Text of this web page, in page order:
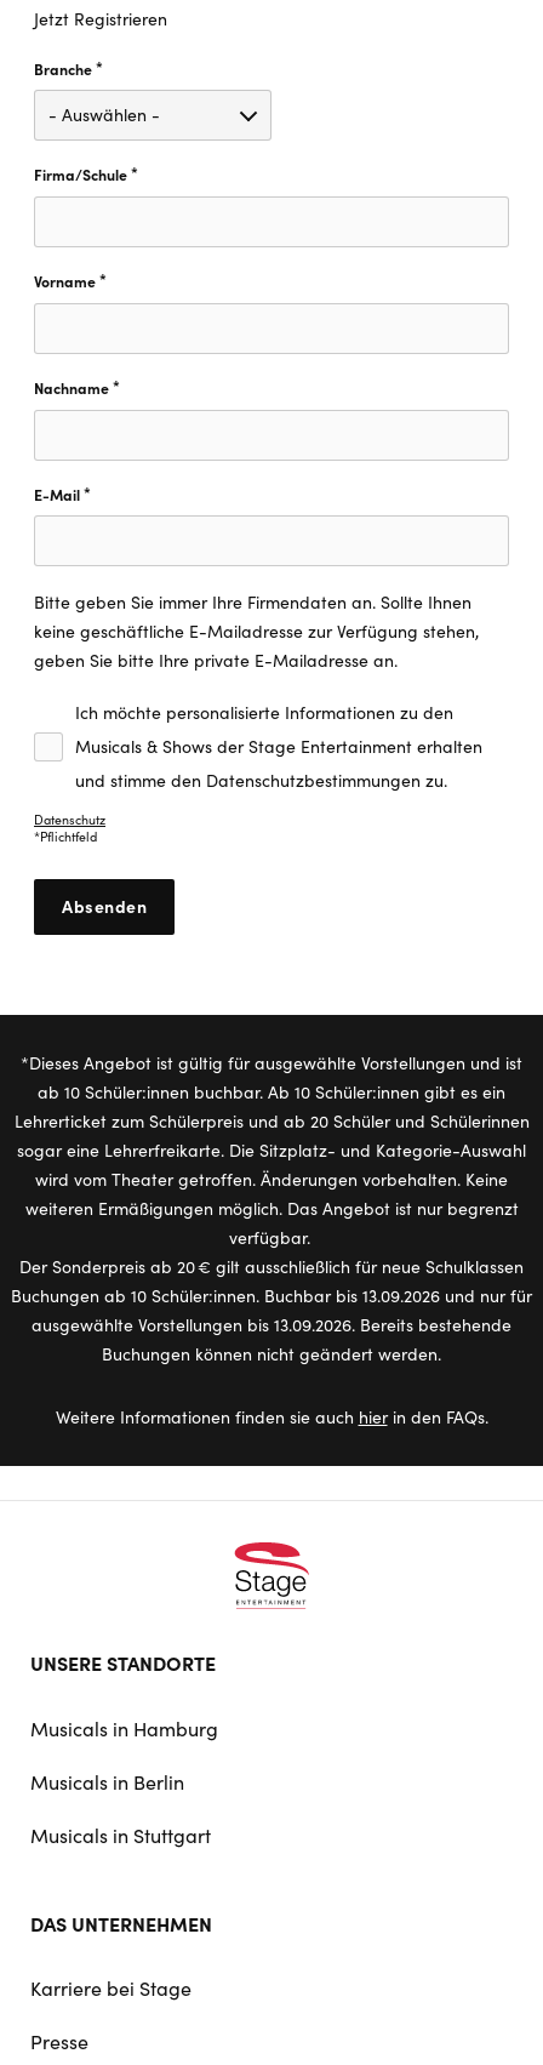
Jetzt Registrieren
Branche*
Firma/Schule*
Vorname*
Nachname*
E-Mail*
Bitte geben Sie immer Ihre Firmendaten an. Sollte Ihnen
keine geschäftliche E-Mailadresse zur Verfügung stehen,
geben Sie bitte Ihre private E-Mailadresse an.
Ich möchte personalisierte Informationen zu den
Musicals & Shows der Stage Entertainment erhalten
und stimme den Datenschutzbestimmungen zu.
Datenschutz
*Pflichtfeld
*Dieses Angebot ist gültig für ausgewählte Vorstellungen und ist
ab 10 Schüler:innen buchbar. Ab 10 Schüler:innen gibt es ein
Lehrerticket zum Schülerpreis und ab 20 Schüler und Schülerinnen
sogar eine Lehrerfreikarte. Die Sitzplatz- und Kategorie-Auswahl
wird vom Theater getroffen. Änderungen vorbehalten. Keine
weiteren Ermäßigungen möglich. Das Angebot ist nur begrenzt
verfügbar.
Der Sonderpreis ab 20 € gilt ausschließlich für neue Schulklassen
Buchungen ab 10 Schüler:innen. Buchbar bis 13.09.2026 und nur für
ausgewählte Vorstellungen bis 13.09.2026. Bereits bestehende
Buchungen können nicht geändert werden.
Weitere Informationen finden sie auch hierin den FAQs.
UNSERE STANDORTE
Musicals in Hamburg
Musicals in Berlin
Musicals in Stuttgart
DAS UNTERNEHMEN
Karriere bei Stage
Presse